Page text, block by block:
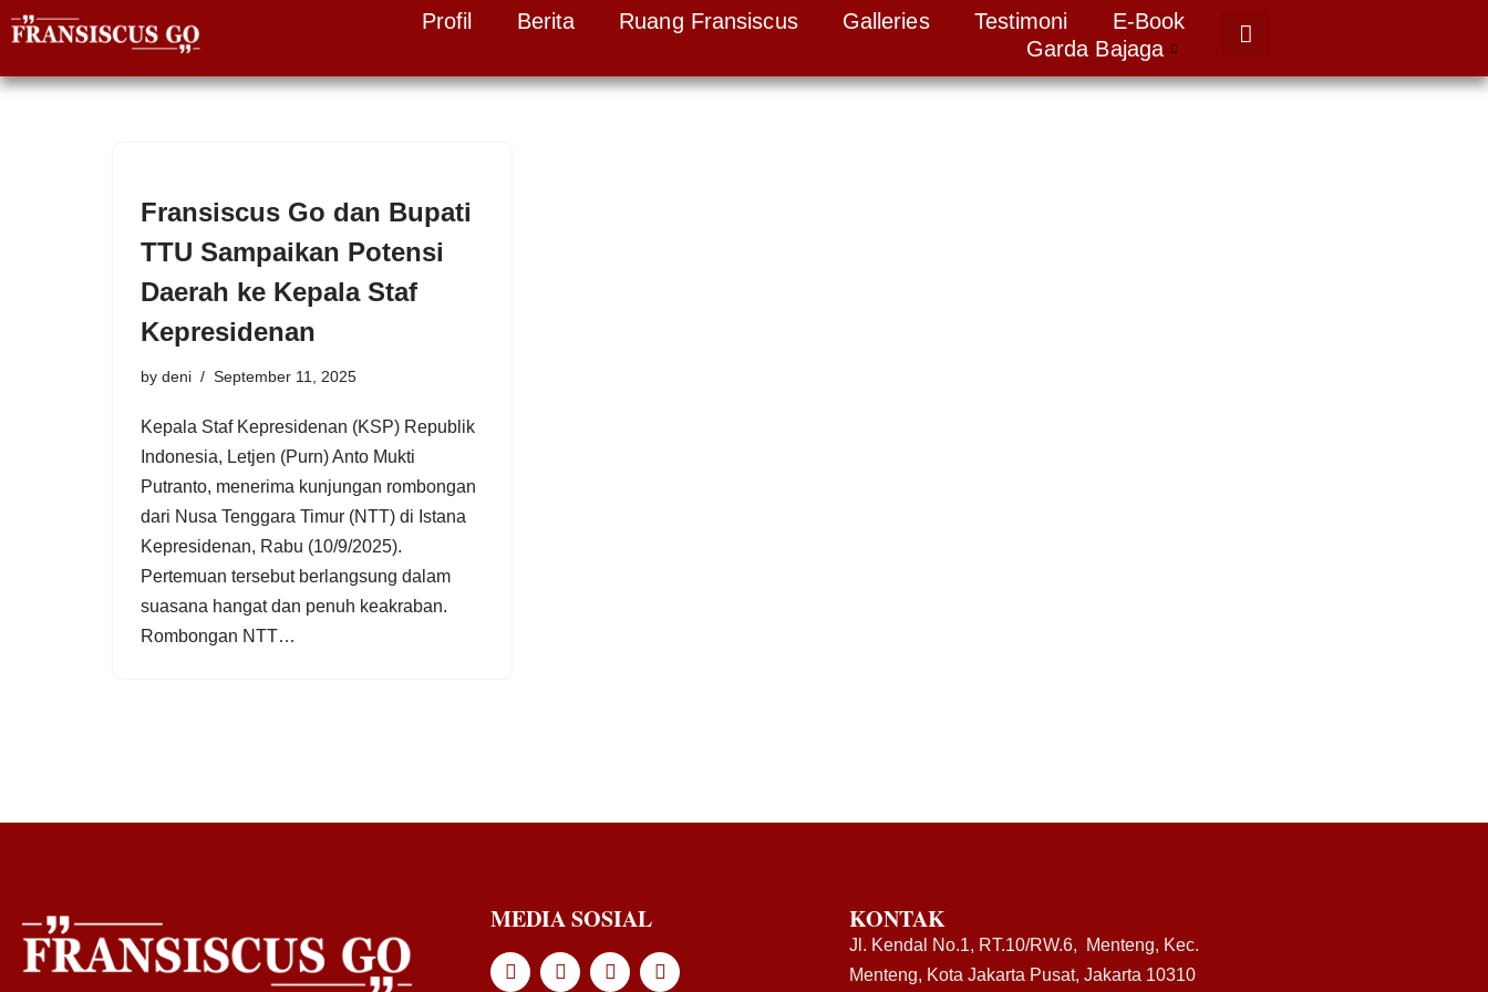
to
Profil Berita Ruang Fransiscus Galleries Testimoni
E-Book
Garda Bajaga
Fransiscus Go dan Bupati
TTU Sampaikan Potensi
Daerah ke Kepala Staf
Kepresidenan
by deni September 11, 2025
Kepala Staf Kepresidenan (KSP) Republik
Indonesia, Letjen (Purn) Anto Mukti
Putranto, menerima kunjungan rombongan
dari Nusa Tenggara Timur (NTT) di Istana
Kepresidenan, Rabu (10/9/2025).
Pertemuan tersebut berlangsung dalam
suasana hangat dan penuh keakraban.
Rombongan NTT…
MEDIA SOSIAL KONTAK
Jl. Kendal No.1, RT.10/RW.6, Menteng, Kec.
Menteng, Kota Jakarta Pusat, Jakarta 10310